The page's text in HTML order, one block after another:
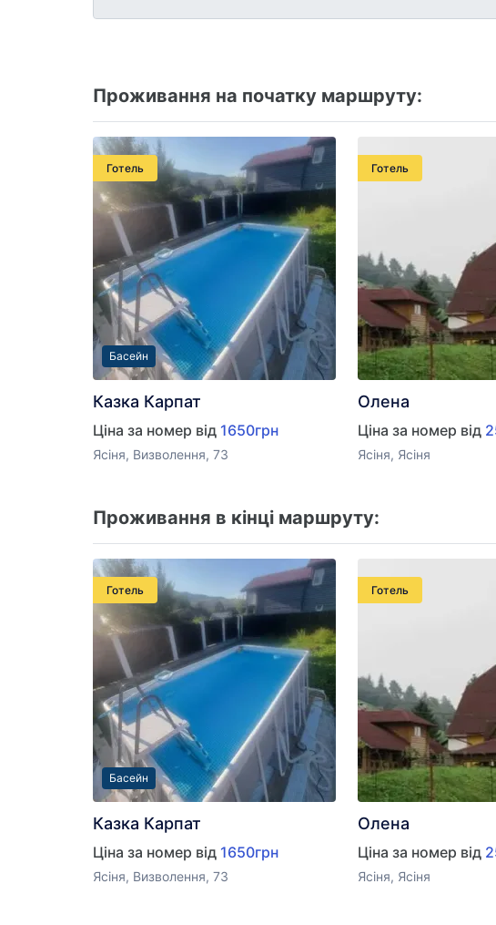
Проживання на початку маршруту:
Готель
Басейн
Казка Карпат
Ціна за номер від 1650грн
Ясіня, Визволення, 73
Готель
Олена
Ціна за номер від
Ясіня, Ясіня
Проживання в кінці маршруту:
Готель
Басейн
Казка Карпат
Ціна за номер від 1650грн
Ясіня, Визволення, 73
Готель
Олена
Ціна за номер від
Ясіня, Ясіня